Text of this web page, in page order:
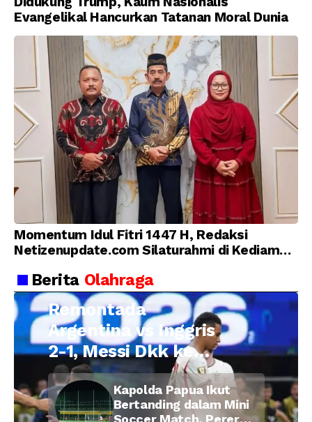
Evangelikal Hancurkan Tatanan Moral Dunia
Momentum Idul Fitri 1447 H, Redaksi
Netizenupdate.com Silaturahmi di Kediaman
Berita Olahraga
Remontada
Argentina vs Inggris
2-1, Messi Dkk ke
Final Piala Dunia
2026
Kapolda Papua Ikut
Bertanding dalam Mini
Soccer Match, Pererat